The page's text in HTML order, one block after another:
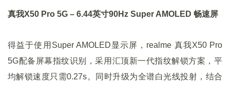
真我X50 Pro 5G – 6.44英寸90Hz Super AMOLED 畅速屏
得益于使用Super AMOLED显示屏，realme 真我X50 Pro
5G配备屏幕指纹识别，采用汇顶新一代指纹解锁方案，平
均解锁速度只需0.27s。同时升级为全谱白光线投射，结合